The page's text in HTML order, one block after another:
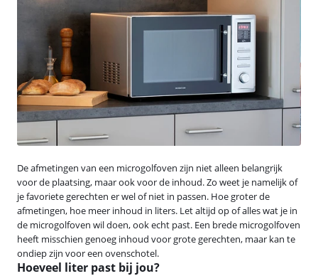
De afmetingen van een microgolfoven zijn niet alleen belangrijk
voor de plaatsing, maar ook voor de inhoud. Zo weet je namelijk of
je favoriete gerechten er wel of niet in passen. Hoe groter de
afmetingen, hoe meer inhoud in liters. Let altijd op of alles wat je in
de microgolfoven wil doen, ook echt past. Een brede microgolfoven
heeft misschien genoeg inhoud voor grote gerechten, maar kan te
ondiep zijn voor een ovenschotel.
Hoeveel liter past bij jou?